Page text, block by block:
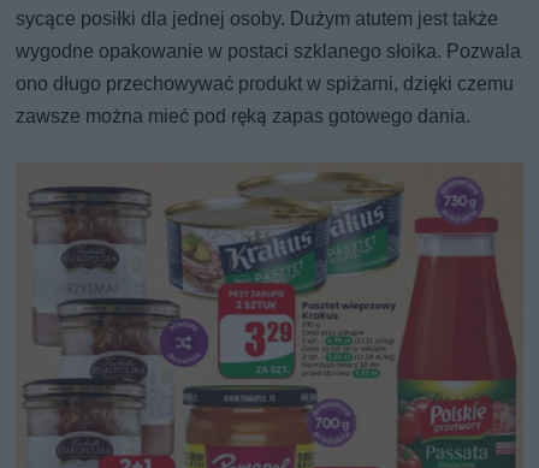
sycące posiłki dla jednej osoby. Dużym atutem jest także
wygodne opakowanie w postaci szklanego słoika. Pozwala
ono długo przechowywać produkt w spiżarni, dzięki czemu
zawsze można mieć pod ręką zapas gotowego dania.